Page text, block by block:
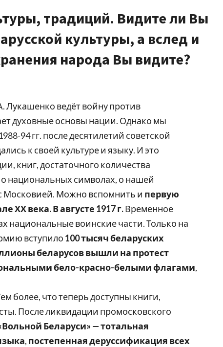
традиций. Видите ли Вы
культуры, а вслед и
народа Вы видите?
Лукашенко ведёт войну против
духовные основы нации. Однако мы
94 гг. после десятилетий советской
к своей культуре и языку. И это
книг, достаточного количества
национальных символах, о нашей
Московией. Можно вспомнить и первую
ХХ века. В августе 1917 г.Временное
национальные воинские части. Только на
вступило 100 тысяч беларуских
беларусов вышли на протест
бело-красно-белыми флагами,
более, что теперь доступны книги,
После ликвидации промосковского
Беларуси» — тотальная
, постепенная деруссификация всех